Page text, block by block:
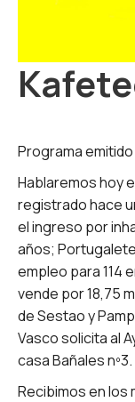
Programa
Hablaremos hoy
registrado hace
el ingreso por
años;
empleo para 114
vende por 18,75
de Sestao y
Vasco solicita al
casa Bañales nº3.
Recibimos en los